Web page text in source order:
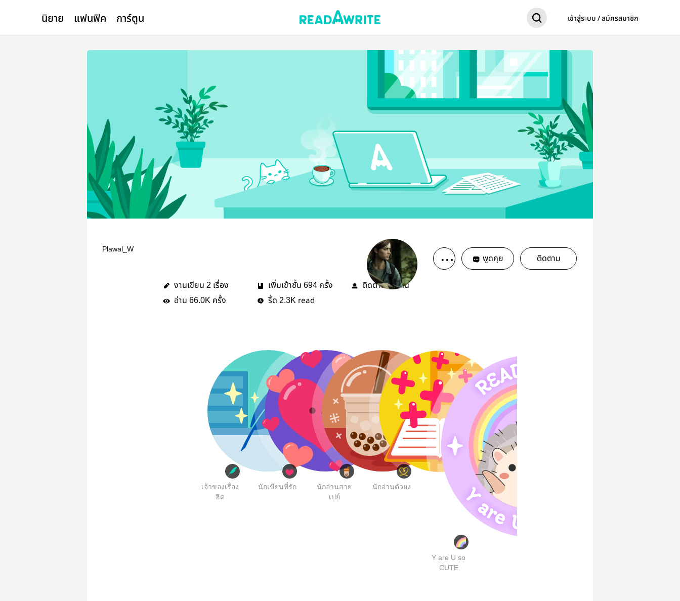
นิยาย แฟนฟิค การ์ตูน เข้าสู่ระบบ / สมัครสมาชิก
Plawal_W
พูดคุย ติดตาม
งานเขียน 2 เรื่อง เพิ่มเข้าชั้น 694 ครั้ง ติดตาม16คน
อ่าน 66.0K ครั้ง รี้ด 2.3K read
เจ้าของเรื่อง
ฮิต
นักเขียนที่รัก
นักอ่านสาย
เปย์
นักอ่านตัวยง
Y are U so
CUTE